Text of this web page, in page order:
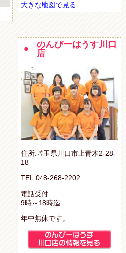
大きな地図で見る
のんびーはうす川口
店
住所.埼玉県川口市上青木2-28-
18
TEL.048-268-2202
電話受付
9時～18時迄
年中無休です。